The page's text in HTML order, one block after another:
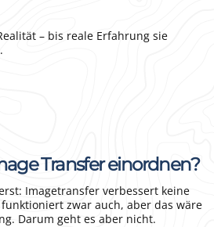
– bis reale Erfahrung sie
Transfer einordnen?
Imagetransfer verbessert keine
zwar auch, aber das wäre
Darum geht es aber nicht.